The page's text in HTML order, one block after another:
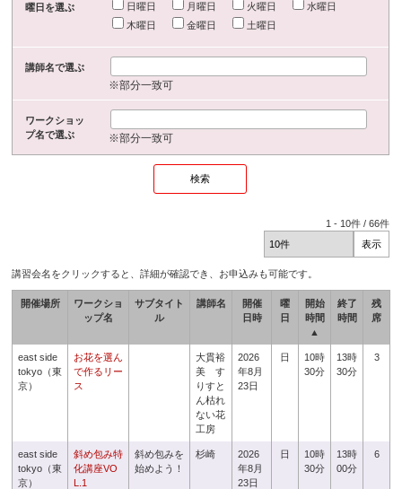
曜日を選ぶ 日曜日 月曜日 火曜日
水曜日
木曜日
金曜日 土曜日
講師名で選ぶ
※部分一致可
ワークショッ
プ名で選ぶ
※部分一致可
1 - 10件 /66件
講習会名をクリックすると、詳細が確認でき、お申込みも可能です。
開催場所
ワークショ
ップ名
サブタイト
ル
講師名
開催
日時
曜
日
開始
時間
▲
終了
時間
残
席
east side
tokyo（東
京）
お花を選ん
で作るリー
ス
大貫裕
美 す
りすと
ん枯れ
ない花
工房
2026
年8月
23日
日
10時
30分
13時
30分
3
east side
tokyo（東
京）
斜め包み特
化講座VO
L.1
斜め包みを
始めよう！
杉崎
2026
年8月
23日
日
10時
30分
13時
00分
6